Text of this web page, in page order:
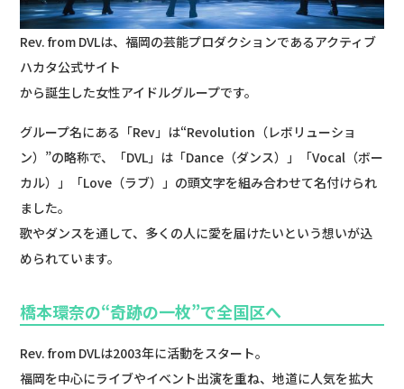
Rev. from DVLは、福岡の芸能プロダクションであるアクティブ
ハカタ公式サイト
から誕生した女性アイドルグループです。
グループ名にある「Rev」は“Revolution（レボリューショ
ン）”の略称で、「DVL」は「Dance（ダンス）」「Vocal（ボー
カル）」「Love（ラブ）」の頭文字を組み合わせて名付けられ
ました。
歌やダンスを通して、多くの人に愛を届けたいという想いが込
められています。
橋本環奈の“奇跡の一枚”で全国区へ
Rev. from DVLは2003年に活動をスタート。
福岡を中心にライブやイベント出演を重ね、地道に人気を拡大